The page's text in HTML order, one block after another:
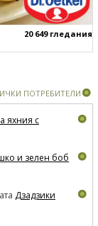
20 649 гледания
ПОТРЕБИТЕЛИ
яхния с
и зелен боб
Дзадзики